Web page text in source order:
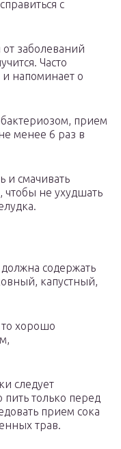
с
заболеваний
Часто
и напоминает о
прием
менее 6 раз в
и смачивать
чтобы не ухудшать
содержать
капустный,
то хорошо
следует
только перед
прием сока
трав.